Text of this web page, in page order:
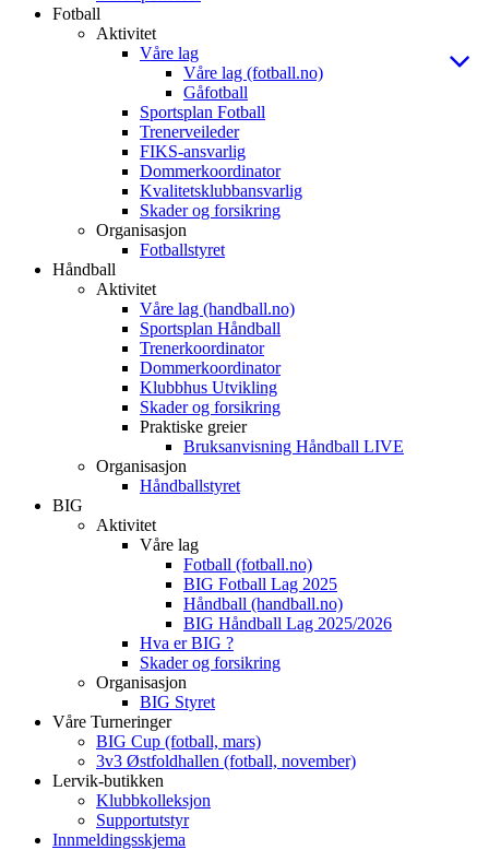
Fotball
Aktivitet
Våre lag
Våre lag (fotball.no)
Gåfotball
Sportsplan Fotball
Trenerveileder
FIKS-ansvarlig
Dommerkoordinator
Kvalitetsklubbansvarlig
Skader og forsikring
Organisasjon
Fotballstyret
Håndball
Aktivitet
Våre lag (handball.no)
Sportsplan Håndball
Trenerkoordinator
Dommerkoordinator
Klubbhus Utvikling
Skader og forsikring
Praktiske greier
Bruksanvisning Håndball LIVE
Organisasjon
Håndballstyret
BIG
Aktivitet
Våre lag
Fotball (fotball.no)
BIG Fotball Lag 2025
Håndball (handball.no)
BIG Håndball Lag 2025/2026
Hva er BIG ?
Skader og forsikring
Organisasjon
BIG Styret
Våre Turneringer
BIG Cup (fotball, mars)
3v3 Østfoldhallen (fotball, november)
Lervik-butikken
Klubbkolleksjon
Supportutstyr
Innmeldingsskjema